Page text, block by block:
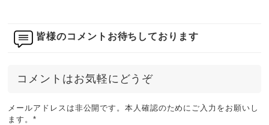
皆様のコメントお待ちしております
コメントはお気軽にどうぞ
メールアドレスは非公開です。本人確認のためにご入力をお願いし
ます。*